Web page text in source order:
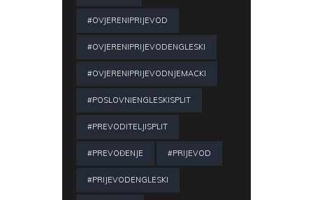
#OVJERENIPRIJEVOD
#OVJERENIPRIJEVODENGLESKI
#OVJERENIPRIJEVODNJEMACKI
#POSLOVNIENGLESKISPLIT
#PREVODITELJISPLIT
#PREVOĐENJE #PRIJEVOD
#PRIJEVODENGLESKI